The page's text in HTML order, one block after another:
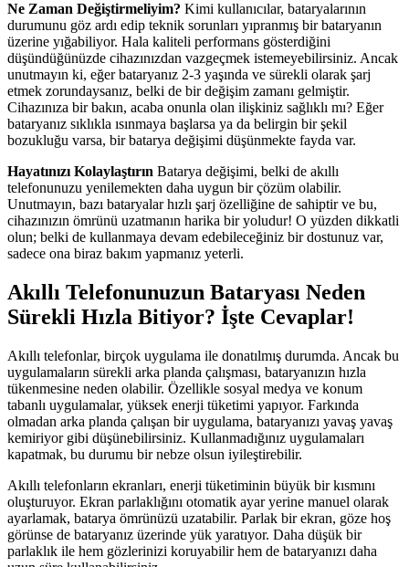
Ne Zaman Değiştirmeliyim? Kimi kullanıcılar, bataryalarının
durumunu göz ardı edip teknik sorunları yıpranmış bir bataryanın
üzerine yığabiliyor. Hala kaliteli performans gösterdiğini
düşündüğünüzde cihazınızdan vazgeçmek istemeyebilirsiniz. Ancak
unutmayın ki, eğer bataryanız 2-3 yaşında ve sürekli olarak şarj
etmek zorundaysanız, belki de bir değişim zamanı gelmiştir.
Cihazınıza bir bakın, acaba onunla olan ilişkiniz sağlıklı mı? Eğer
bataryanız sıklıkla ısınmaya başlarsa ya da belirgin bir şekil
bozukluğu varsa, bir batarya değişimi düşünmekte fayda var.
Hayatınızı Kolaylaştırın Batarya değişimi, belki de akıllı
telefonunuzu yenilemekten daha uygun bir çözüm olabilir.
Unutmayın, bazı bataryalar hızlı şarj özelliğine de sahiptir ve bu,
cihazınızın ömrünü uzatmanın harika bir yoludur! O yüzden dikkatli
olun; belki de kullanmaya devam edebileceğiniz bir dostunuz var,
sadece ona biraz bakım yapmanız yeterli.
Akıllı Telefonunuzun Bataryası Neden
Sürekli Hızla Bitiyor? İşte Cevaplar!
Akıllı telefonlar, birçok uygulama ile donatılmış durumda. Ancak bu
uygulamaların sürekli arka planda çalışması, bataryanızın hızla
tükenmesine neden olabilir. Özellikle sosyal medya ve konum
tabanlı uygulamalar, yüksek enerji tüketimi yapıyor. Farkında
olmadan arka planda çalışan bir uygulama, bataryanızı yavaş yavaş
kemiriyor gibi düşünebilirsiniz. Kullanmadığınız uygulamaları
kapatmak, bu durumu bir nebze olsun iyileştirebilir.
Akıllı telefonların ekranları, enerji tüketiminin büyük bir kısmını
oluşturuyor. Ekran parlaklığını otomatik ayar yerine manuel olarak
ayarlamak, batarya ömrünüzü uzatabilir. Parlak bir ekran, göze hoş
görünse de bataryanız üzerinde yük yaratıyor. Daha düşük bir
parlaklık ile hem gözlerinizi koruyabilir hem de bataryanızı daha